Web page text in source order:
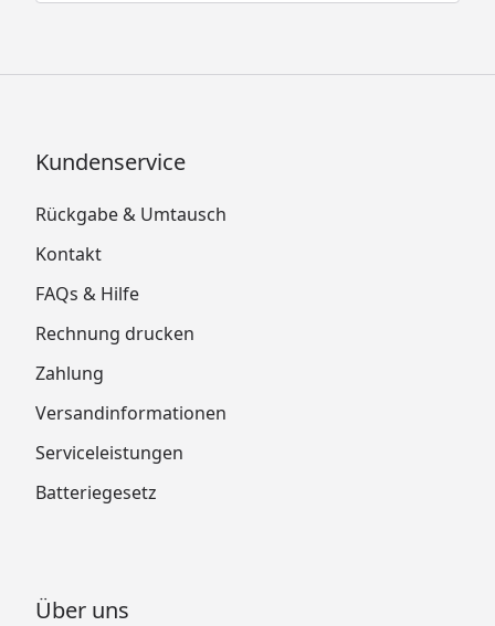
Kundenservice
Rückgabe & Umtausch
Kontakt
FAQs & Hilfe
Rechnung drucken
Zahlung
Versandinformationen
Serviceleistungen
Batteriegesetz
Über uns